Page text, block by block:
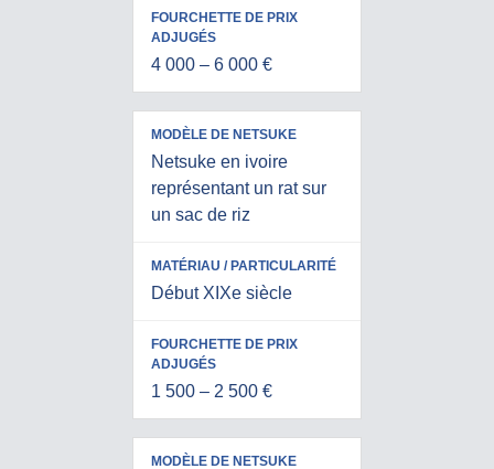
4 000 – 6 000 €
Netsuke en ivoire
représentant un rat sur
un sac de riz
Début XIXe siècle
1 500 – 2 500 €